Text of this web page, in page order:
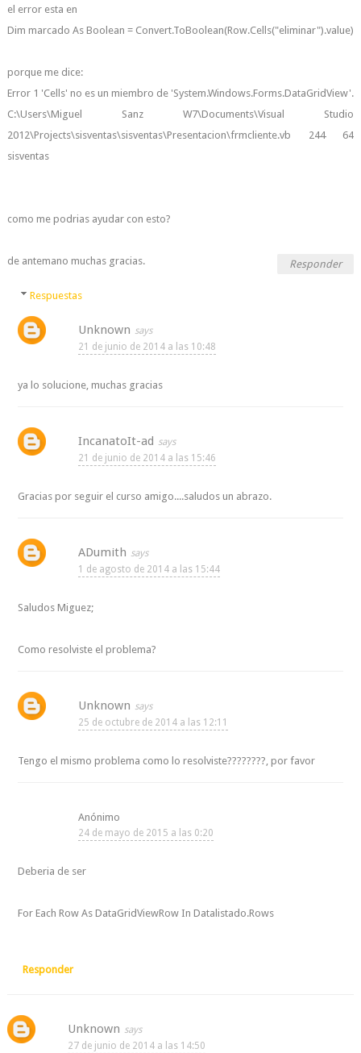
el error esta en
Dim marcado As Boolean = Convert.ToBoolean(Row.Cells("eliminar").value)
porque me dice:
Error 1 'Cells' no es un miembro de 'System.Windows.Forms.DataGridView'.
C:\Users\Miguel Sanz W7\Documents\Visual Studio
2012\Projects\sisventas\sisventas\Presentacion\frmcliente.vb 244 64
sisventas
como me podrias ayudar con esto?
de antemano muchas gracias. Responder
Respuestas
Unknown
21 de junio de 2014 a las 10:48
ya lo solucione, muchas gracias
IncanatoIt-ad
21 de junio de 2014 a las 15:46
Gracias por seguir el curso amigo....saludos un abrazo.
ADumith
1 de agosto de 2014 a las 15:44
Saludos Miguez;
Como resolviste el problema?
Unknown
25 de octubre de 2014 a las 12:11
Tengo el mismo problema como lo resolviste????????, por favor
Anónimo
24 de mayo de 2015 a las 0:20
Deberia de ser
For Each Row As DataGridViewRow In Datalistado.Rows
Responder
Unknown
27 de junio de 2014 a las 14:50